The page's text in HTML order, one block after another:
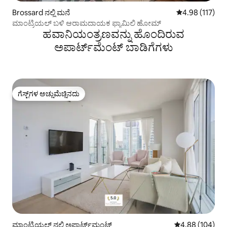
Brossard ನಲ್ಲಿ ಮನೆ 5 ರಲ್ಲಿ 4.98
4.98 (117)
ಮಾಂಟ್ರಿಯಲ್ ಬಳಿ ಆರಾಮದಾಯಕ ಫ್ಯಾಮಿಲಿ ಹೋಮ್
ಹವಾನಿಯಂತ್ರಣವನ್ನು ಹೊಂದಿರುವ
ಅಪಾರ್ಟ್‌ಮೆಂಟ್‌ ಬಾಡಿಗೆಗಳು
ಗೆಸ್ಟ್‌ಗಳ ಅಚ್ಚುಮೆಚ್ಚಿನದು
ಗೆಸ್ಟ್‌ಗಳ ಅಚ್ಚುಮೆಚ್ಚಿನದು
ಮಾಂಟ್ರಿಯಲ್ ನಲ್ಲಿ ಅಪಾರ್ಟ್‌ಮಂಟ್ 5 ರಲ್ಲಿ 4.88
4.88 (104)